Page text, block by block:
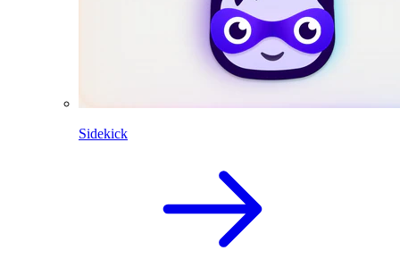
Sidekick